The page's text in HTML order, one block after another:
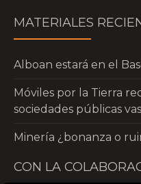
MATERIALES
Alboan estará en el
Móviles por la Tierra
sociedades públicas
Minería ¿bonanza o
CON LA